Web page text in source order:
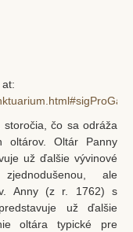
čo sa odráža
oltárov. Oltár Panny
už ďalšie vývinové
ale
Anny (z r. 1762) s
už ďalšie
oltára typické pre